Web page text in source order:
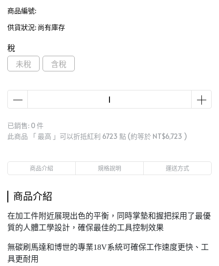
商品編號:
供貨狀況: 尚有庫存
稅
未稅
含稅
已銷售: 0 件
此商品 「 最高 」可以折抵紅利 6723 點 (約等於 NT$6,723 )
商品介紹 規格說明 運送方式
商品介紹
在加工件附近展現出色的平衡，同時掌墊和握把採用了最優
質的人體工學設計，確保最佳的工具控制效果
無碳刷馬達和博世的專業18V系統可確保工作速度更快、工
具更耐用